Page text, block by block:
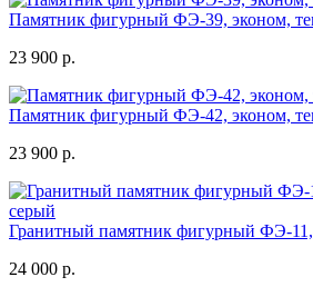
Памятник фигурный ФЭ-39, эконом,
23 900 р.
Памятник фигурный ФЭ-42, эконом,
23 900 р.
Гранитный памятник фигурный ФЭ-11,
24 000 р.